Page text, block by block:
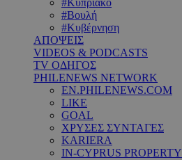
#Κυπριακό
#Βουλή
#Κυβέρνηση
ΑΠΟΨΕΙΣ
VIDEOS & PODCASTS
TV ΟΔΗΓΟΣ
PHILENEWS NETWORK
EN.PHILENEWS.COM
LIKE
GOAL
ΧΡΥΣΕΣ ΣΥΝΤΑΓΕΣ
KARIERA
IN-CYPRUS PROPERTY